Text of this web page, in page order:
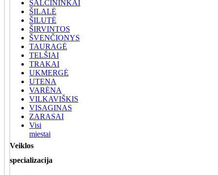
ŠALČININKAI
ŠILALĖ
ŠILUTĖ
ŠIRVINTOS
ŠVENČIONYS
TAURAGĖ
TELŠIAI
TRAKAI
UKMERGĖ
UTENA
VARĖNA
VILKAVIŠKIS
VISAGINAS
ZARASAI
Visi
miestai
Veiklos
specializacija